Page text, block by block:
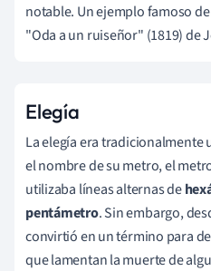
notable. Un ejemplo famoso
"Oda a un ruiseñor" (1819) de
Elegía
La elegía era tradicionalmente
el nombre de su metro, el
utilizaba líneas alternas de
pentámetro. Sin embargo,
convirtió en un término para
que lamentan la muerte de